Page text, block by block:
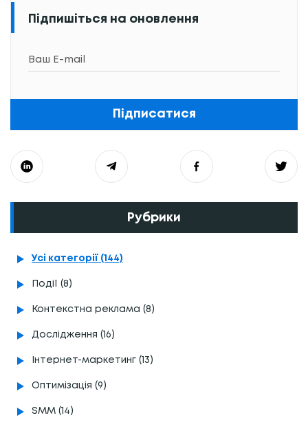
Підпишіться на оновлення
Підписатися
Рубрики
Усі категорії (144)
Події (8)
Контекстна реклама (8)
Дослідження (16)
Інтернет-маркетинг (13)
Оптимізація (9)
SMM (14)